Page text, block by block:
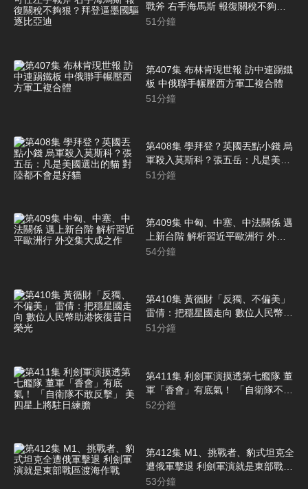
戰斧 右手海馬斯 報復關稅不夠
狠？拜登逼墨國驅逐比亞迪
51分鐘
第407集 布林肯現世報 訪中連踢鐵
板 中俄聯手輾壓西方軍工複合體
51分鐘
第408集 學拜登？英國丟點小錢 烏
軍殺入莫斯科？張五岳：凡是美國
選出的貓 對陸都不會是好貓
51分鐘
第409集 中匈、中塞、中法關係 邁
上新台階 解析習近平歐洲行 外交
集大成之作
54分鐘
第410集 黃循財「反獨、不偏美」
雷倩：把穩星國走向 數位人民幣助
港恢復昔日榮光
51分鐘
第411集 利劍軍演摸透第七艦隊 董
軍「香會」有底氣！ 「自衛隊不敢
反擊」 美四星上將駐日練膽
52分鐘
第412集 M1、挑戰者、豹式坦克全
遭俄軍擊退 利劍軍演就是東部戰區
渡海作戰
53分鐘